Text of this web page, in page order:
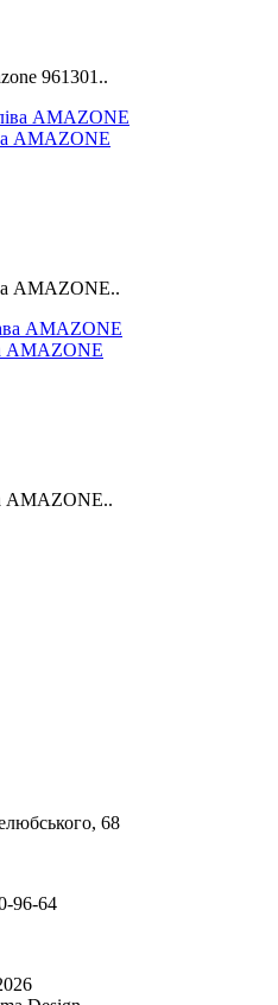
961301..
AMAZONE
AMAZONE..
AMAZONE
AMAZONE..
68
96-64